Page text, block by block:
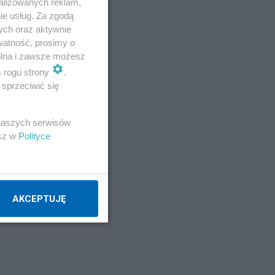
usług. Za zgodą
oraz aktywnie
prosimy o
i zawsze możesz
rogu strony
.
się
serwisów
w Polityce
AKCEPTUJĘ